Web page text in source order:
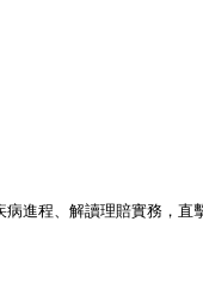
進程、解讀理賠實務，直